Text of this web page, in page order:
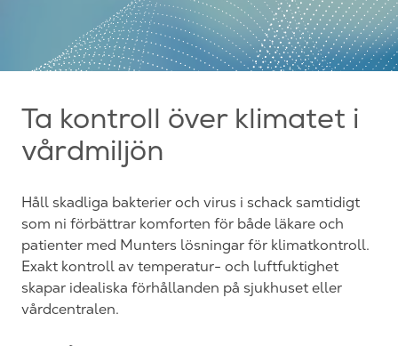
Ta kontroll över klimatet i
vårdmiljön
Håll skadliga bakterier och virus i schack samtidigt
som ni förbättrar komforten för både läkare och
patienter med Munters lösningar för klimatkontroll.
Exakt kontroll av temperatur- och luftfuktighet
skapar idealiska förhållanden på sjukhuset eller
vårdcentralen.